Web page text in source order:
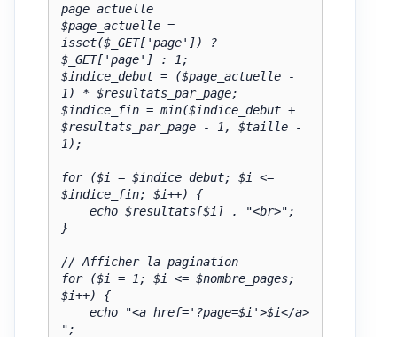
page actuelle
$page_actuelle =
isset($_GET['page']) ?
$_GET['page'] : 1;
$indice_debut = ($page_actuelle -
1) * $resultats_par_page;
$indice_fin = min($indice_debut +
$resultats_par_page - 1, $taille -
1);
for ($i = $indice_debut; $i <=
$indice_fin; $i++) {
}
// Afficher la pagination
for ($i = 1; $i <= $nombre_pages;
$i++) {
";